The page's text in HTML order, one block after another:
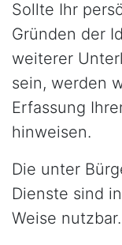
Sollte Ihr
Gründen der
weiterer
sein, werden
Erfassung
hinweisen.
Die unter
Dienste sind
Weise nutzbar.